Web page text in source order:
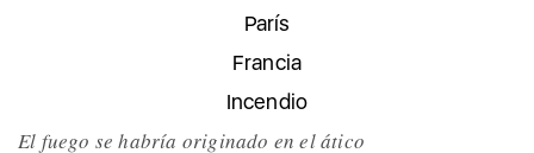
París
Francia
Incendio
El fuego se habría originado en el ático